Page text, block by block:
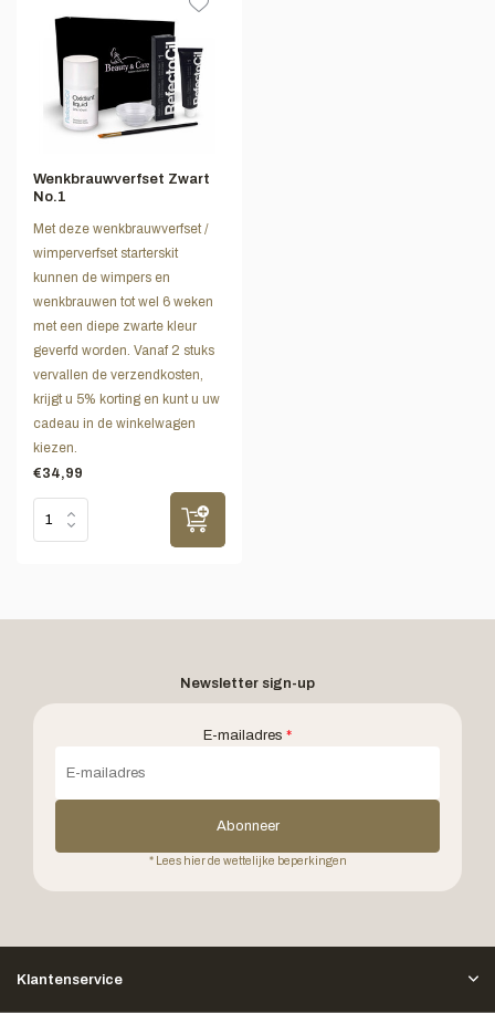
Wenkbrauwverfset Zwart
No.1
Met deze wenkbrauwverfset /
wimperverfset starterskit
kunnen de wimpers en
wenkbrauwen tot wel 6 weken
met een diepe zwarte kleur
geverfd worden. Vanaf 2 stuks
vervallen de verzendkosten,
krijgt u 5% korting en kunt u uw
cadeau in de winkelwagen
kiezen.
€34,99
Newsletter sign-up
E-mailadres *
Abonneer
* Lees hier de wettelijke beperkingen
Klantenservice